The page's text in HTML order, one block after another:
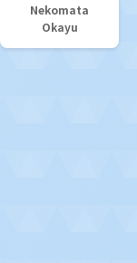
Nekomata
Okayu